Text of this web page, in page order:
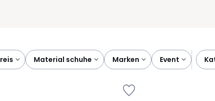
preis material schuhe marken event